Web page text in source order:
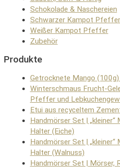
Schokolade & Naschereien
Schwarzer Kampot Pfeffer
Weißer Kampot Pfeffer
Zubehör
Produkte
Getrocknete Mango
Winterschmaus Frucht-
Pfeffer und
Etui aus recyceltem
Handmörser Set | „kleiner“
Halter (Eiche)
Handmörser Set | „kleiner“
Halter (Walnuss)
Handmörser Set | Mörser,